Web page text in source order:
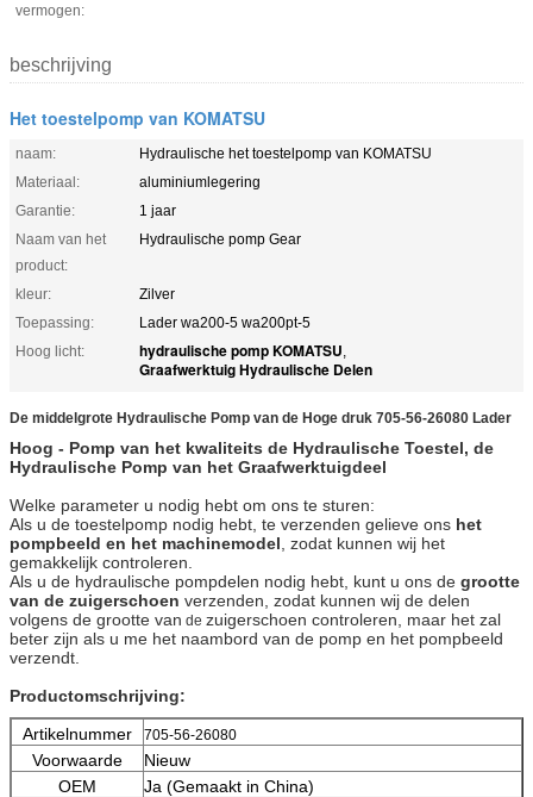
vermogen:
beschrijving
Het toestelpomp van KOMATSU
naam:
Hydraulische het toestelpomp van KOMATSU
Materiaal:
aluminiumlegering
Garantie:
1 jaar
Naam van het
product:
Hydraulische pomp Gear
kleur:
Zilver
Toepassing:
Lader wa200-5 wa200pt-5
Hoog licht:
hydraulische pomp KOMATSU,
Graafwerktuig Hydraulische Delen
De middelgrote Hydraulische Pomp van de Hoge druk 705-56-26080 Lader
Hoog - Pomp van het kwaliteits de Hydraulische Toestel, de
Hydraulische Pomp van het Graafwerktuigdeel
Welke parameter u nodig hebt om ons te sturen:
Als u de toestelpomp nodig hebt, te verzenden gelieve ons het
pompbeeld en het machinemodel , zodat kunnen wij het
gemakkelijk controleren.
Als u de hydraulische pompdelen nodig hebt, kunt u ons de grootte
van de zuigerschoen verzenden, zodat kunnen wij de delen
volgens de grootte van de zuigerschoen controleren, maar het zal
beter zijn als u me het naambord van de pomp en het pompbeeld
verzendt.
Productomschrijving:
Artikelnummer
705-56-26080
Voorwaarde
Nieuw
OEM
Ja (Gemaakt in China)